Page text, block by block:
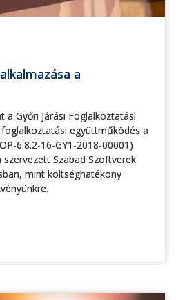
a
a Győri Járási Foglalkoztatási
együttműködés a
6.8.2-16-GY1-2018-00001)
Szabad Szoftverek
mint költséghatékony